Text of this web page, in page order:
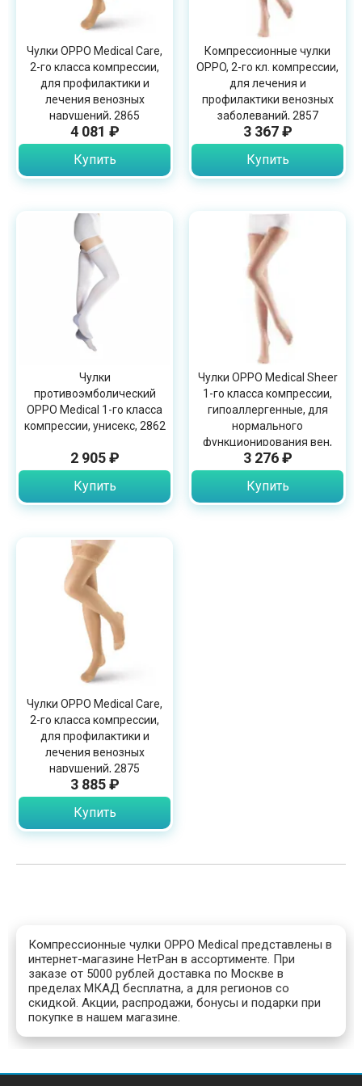
Чулки OPPO Medical Care,
2-го класса компрессии,
для профилактики и
лечения венозных
нарушений, 2865
4 081 ₽
Купить
Компрессионные чулки
OPPO, 2-го кл. компрессии,
для лечения и
профилактики венозных
заболеваний, 2857
3 367 ₽
Купить
Чулки
противоэмболический
OPPO Medical 1-го класса
компрессии, унисекс, 2862
2 905 ₽
Купить
Чулки OPPO Medical Sheer
1-го класса компрессии,
гипоаллергенные, для
нормального
функционирования вен,
2858
3 276 ₽
Купить
Чулки OPPO Medical Care,
2-го класса компрессии,
для профилактики и
лечения венозных
нарушений, 2875
3 885 ₽
Купить
Компрессионные чулки ОРРО Medical представлены в
интернет-магазине НетРан в ассортименте. При
заказе от 5000 рублей доставка по Москве в
пределах МКАД бесплатна, а для регионов со
скидкой. Акции, распродажи, бонусы и подарки при
покупке в нашем магазине.